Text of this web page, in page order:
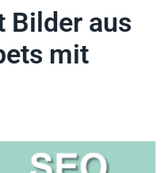
Bilder aus
mit